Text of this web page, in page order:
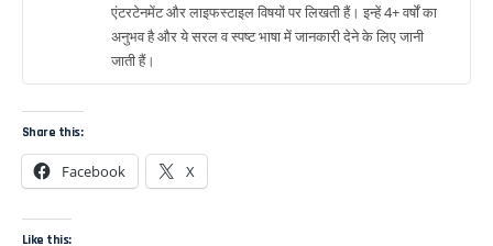
एंटरटेनमेंट और लाइफस्टाइल विषयों पर लिखती हैं। इन्हें 4+ वर्षों का
अनुभव है और ये सरल व स्पष्ट भाषा में जानकारी देने के लिए जानी
जाती हैं।
Share this:
Facebook X
Like this: